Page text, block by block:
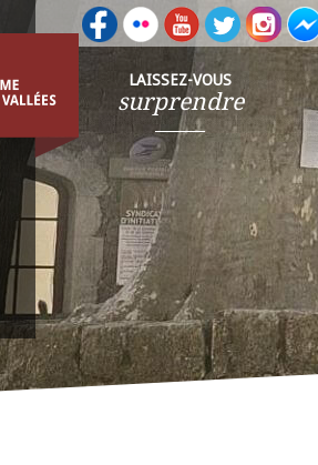
LAISSEZ-VOUS
surprendre